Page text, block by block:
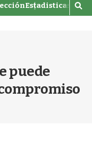
Estadisticas
M
o
�
puede